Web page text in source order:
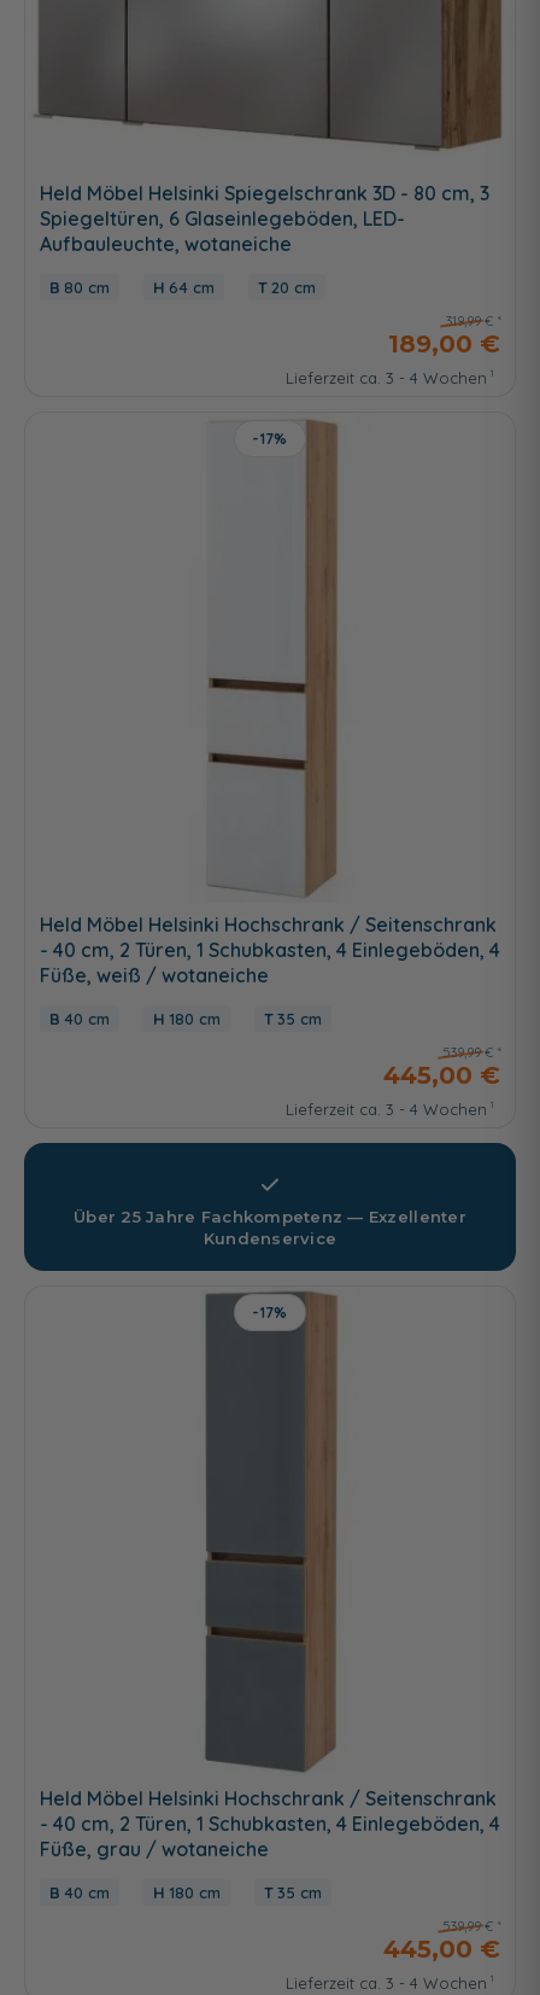
Held Möbel Helsinki Spiegelschrank 3D - 80 cm, 3
Spiegeltüren, 6 Glaseinlegeböden, LED-
Aufbauleuchte, wotaneiche
80 cm 64 cm 20 cm
319,99 €
189,00 €
Lieferzeit ca. 3 - 4 Wochen
-17%
Held Möbel Helsinki Hochschrank / Seitenschrank
- 40 cm, 2 Türen, 1 Schubkasten, 4 Einlegeböden, 4
Füße, weiß / wotaneiche
40 cm 180 cm 35 cm
539,99 €
445,00 €
Lieferzeit ca. 3 - 4 Wochen
Über 25 Jahre Fachkompetenz — Exzellenter
Kundenservice
-17%
Held Möbel Helsinki Hochschrank / Seitenschrank
- 40 cm, 2 Türen, 1 Schubkasten, 4 Einlegeböden, 4
Füße, grau / wotaneiche
40 cm 180 cm 35 cm
539,99 €
445,00 €
Lieferzeit ca. 3 - 4 Wochen